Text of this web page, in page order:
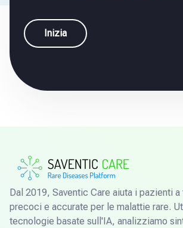
Inizia
Dal 2019, Saventic Care aiuta i pazienti
precoci e accurate per le malattie rare.
tecnologie basate sull'IA, analizziamo